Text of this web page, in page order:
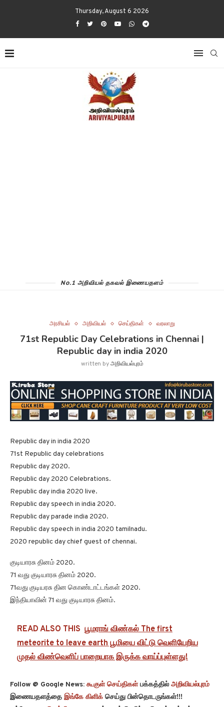
Thursday, August 6 2026
No.1 அறிவியல் தகவல் இணையதளம்
அரசியல் அறிவியல் செய்திகள் வரலாறு
71st Republic Day Celebrations in Chennai |
Republic day in india 2020
written byஅறிவியல்புரம்
Republic day in india 2020
71st Republic day celebrations
Republic day 2020.
Republic day 2020 Celebrations.
Republic day india 2020 live.
Republic day speech in india 2020.
Republic day parade india 2020.
Republic day speech in india 2020 tamilnadu.
2020 republic day chief guest of chennai.
குடியாரசு தினம் 2020.
71 வது குடியாரசு தினம் 2020.
71வது குடியரசு தின கொண்டாட்டங்கள் 2020.
இந்தியாவின் 71 வது குடியாரசு தினம்.
READ ALSO THIS பூமராங் விண்கல் The first
meteorite to leave earth பூமியை விட்டு வெளியேறிய
முதல் விண்வெளிப் பாறையாக இருக்க வாய்ப்புள்ளது!
Follow @ Google News: கூகுள் செய்திகள்பக்கத்தில் அறிவியல்புரம்
இணையதளத்தை இங்கே கிளிக் செய்து பின்தொடருங்கள்!!!